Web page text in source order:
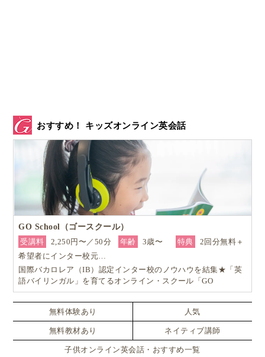
おすすめ！ キッズオンライン英会話
GO School（ゴースクール）
受講料
2,250円〜／50分 年齢 3歳〜 特典
2回分無料＋
希望者にインター校元…
国際バカロレア（IB）認定インター校のノウハウを結集★「英
語バイリンガル」を育てるオンライン・スクール「GO
School（ゴースクール）」
無料体験あり 人気
無料教材あり ネイティブ講師
子供オンライン英会話・おすすめ一覧